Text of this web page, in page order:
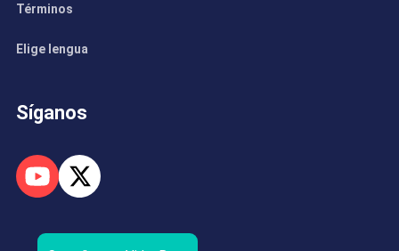
Términos
Elige lengua
Síganos